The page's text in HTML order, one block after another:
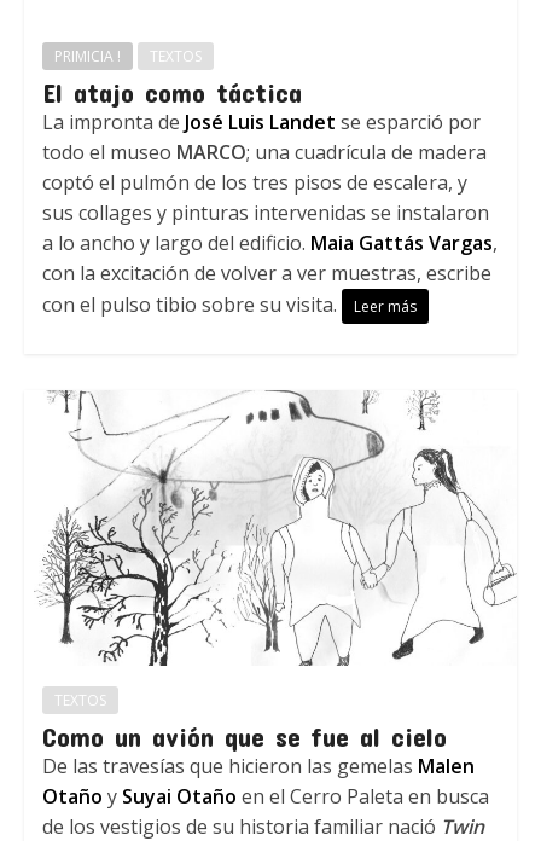
PRIMICIA ! TEXTOS
El atajo como táctica
La impronta de José Luis Landet se esparció por
todo el museo MARCO; una cuadrícula de madera
coptó el pulmón de los tres pisos de escalera, y
sus collages y pinturas intervenidas se instalaron
a lo ancho y largo del edificio. Maia Gattás Vargas,
con la excitación de volver a ver muestras, escribe
con el pulso tibio sobre su visita.
Leer más
TEXTOS
Como un avión que se fue al cielo
De las travesías que hicieron las gemelas Malen
Otaño y Suyai Otaño en el Cerro Paleta en busca
de los vestigios de su historia familiar nació Twin